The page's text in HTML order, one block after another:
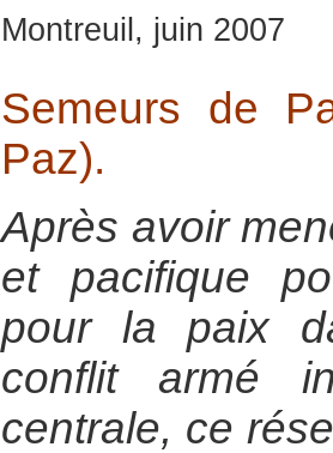
Montreuil, juin 2007
Semeurs de
Paz).
Après avoir
et pacifique
pour la paix
conflit armé
centrale, ce